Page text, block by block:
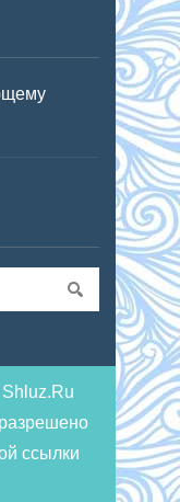
ссылки